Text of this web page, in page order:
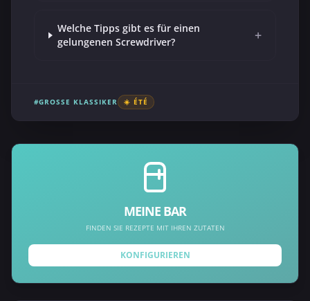
Welche Tipps gibt es für einen
gelungenen Screwdriver?
+
#GROSSE KLASSIKER ☀️ ÉTÉ
MEINE BAR
FINDEN SIE REZEPTE MIT IHREN ZUTATEN
KONFIGURIEREN